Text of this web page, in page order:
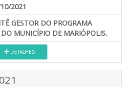
2021
GESTOR DO PROGRAMA
MUNICÍPIO DE MARIÓPOLIS.
DETALHES